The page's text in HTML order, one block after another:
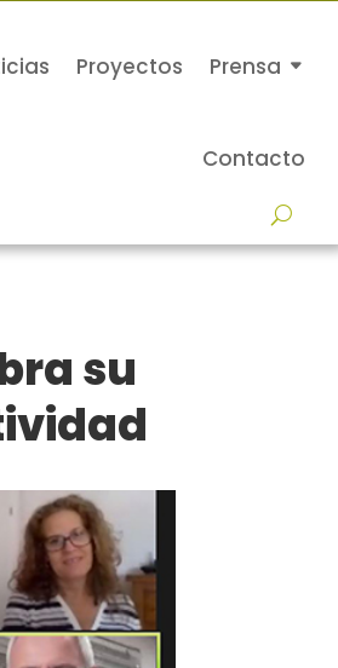
Proyectos Prensa
Contacto
su